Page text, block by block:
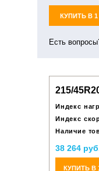
КУПИТЬ В
Есть
215/
Индекс
Индекс
Наличие
38 264
КУПИТЬ В